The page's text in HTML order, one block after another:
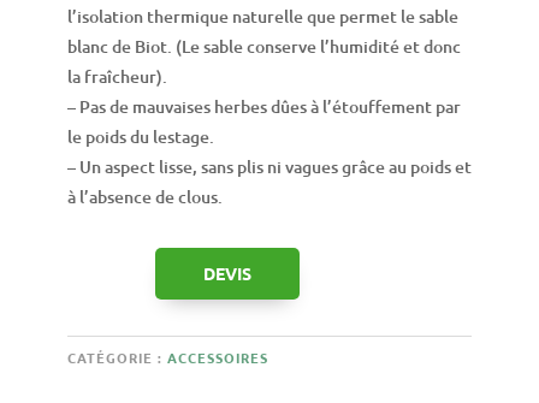
l’isolation thermique naturelle que permet le sable
blanc de Biot. (Le sable conserve l’humidité et donc
la fraîcheur).
– Pas de mauvaises herbes dûes à l’étouffement par
le poids du lestage.
– Un aspect lisse, sans plis ni vagues grâce au poids et
à l’absence de clous.
DEVIS
CATÉGORIE : ACCESSOIRES